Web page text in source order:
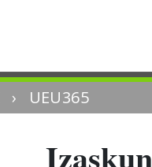
› UEU365